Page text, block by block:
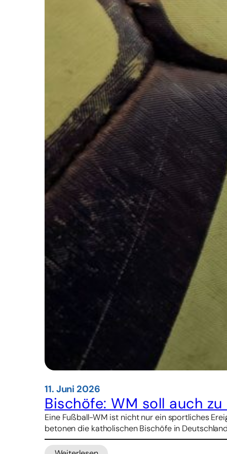
11. Juni 2026
Bischöfe: WM soll auch
Eine Fußball-WM ist nicht nur ein sportliches
betonen die katholischen Bischöfe in